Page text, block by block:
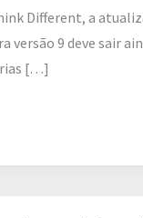
Different, a
versão 9 deve sair
[…]